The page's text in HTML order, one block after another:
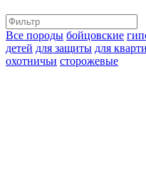
Все породы бойцовские
детей для защиты для
охотничьи сторожевые